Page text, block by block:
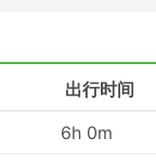
出行时间
6h 0m